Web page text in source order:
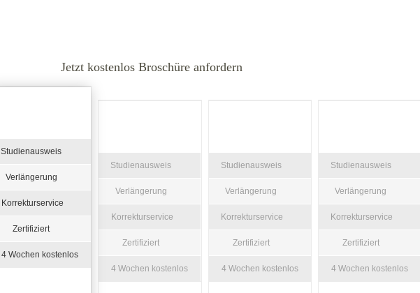
Jetzt kostenlos Broschüre anfordern
Studienausweis
Verlängerung
Korrekturservice
Zertifiziert
4 Wochen kostenlos
Studienausweis
Verlängerung
Korrekturservice
Zertifiziert
4 Wochen kostenlos
Studienausweis
Verlängerung
Korrekturservice
Zertifiziert
4 Wochen kostenlos
Studienausweis
Verlängerung
Korrekturservice
Zertifiziert
4 Wochen kostenlos